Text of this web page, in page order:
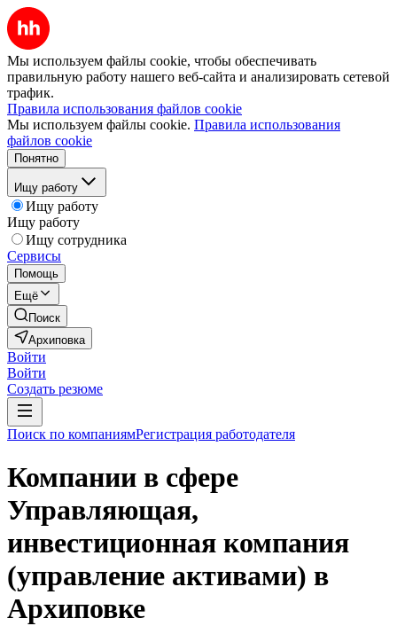
Мы используем файлы cookie, чтобы обеспечивать
правильную работу нашего веб-сайта и анализировать сетевой
трафик.
Правила использования файлов cookie
Мы используем файлы cookie. Правила использования
файлов cookie
Понятно
Ищу работу
Ищу работу
Ищу работу
Ищу сотрудника
Сервисы
Помощь
Ещё
Поиск
Архиповка
Войти
Войти
Создать резюме
Поиск по компаниямРегистрация работодателя
Компании в сфере
Управляющая,
инвестиционная компания
(управление активами) в
Архиповке